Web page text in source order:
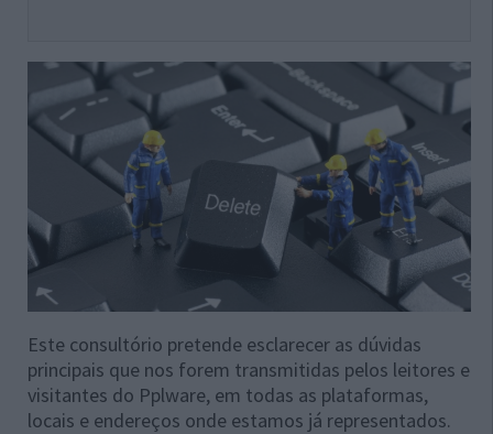
Este consultório pretende esclarecer as dúvidas
principais que nos forem transmitidas pelos leitores e
visitantes do Pplware, em todas as plataformas,
locais e endereços onde estamos já representados.